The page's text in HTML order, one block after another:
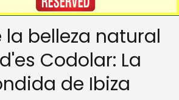
la belleza natural
Codolar: La
de Ibiza